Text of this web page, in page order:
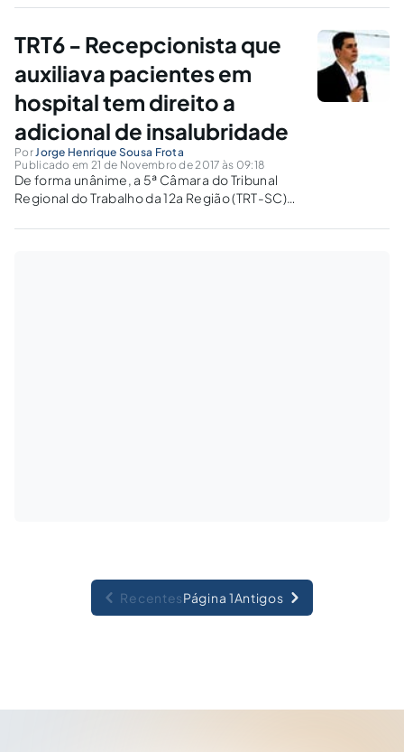
TRT6 - Recepcionista que
auxiliava pacientes em
hospital tem direito a
adicional de insalubridade
Por Jorge Henrique Sousa Frota
Publicado em 21 de Novembro de 2017 às 09:18
De forma unânime, a 5ª Câmara do Tribunal
Regional do Trabalho da 12a Região (TRT-SC)
o valor de R$ 10 mil a título de adicional de
RecentesPágina 1Antigos